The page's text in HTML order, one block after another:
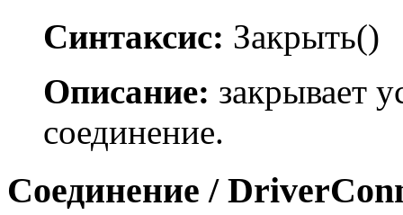
Синтаксис: Закрыть()
Описание: закрывает
соединение.
Соединение /